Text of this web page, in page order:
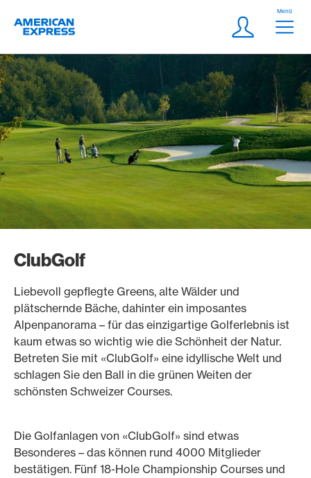
Logo
Meta
Login
Menü
ClubGolf
Liebevoll gepflegte Greens, alte Wälder und
plätschernde Bäche, dahinter ein imposantes
Alpenpanorama – für das einzigartige Golferlebnis ist
kaum etwas so wichtig wie die Schönheit der Natur.
Betreten Sie mit «ClubGolf» eine idyllische Welt und
schlagen Sie den Ball in die grünen Weiten der
schönsten Schweizer Courses.
Die Golfanlagen von «ClubGolf» sind etwas
Besonderes – das können rund 4000 Mitglieder
bestätigen. Fünf 18-Hole Championship Courses und